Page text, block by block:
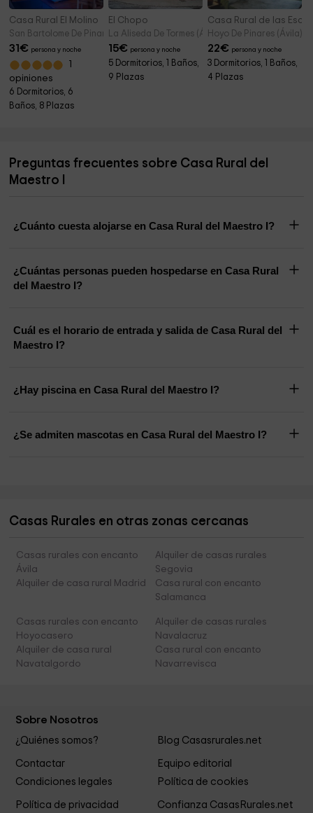
Casa Rural El Molino
San Bartolome De Pinares (Ávila)
31€ persona y noche
opiniones
6 Dormitorios, 6
Baños, 8 Plazas
El Chopo
La Aliseda De Tormes (Ávila)
15€ persona y noche
5 Dormitorios, 1 Baños,
9 Plazas
Casa Rural de las
Hoyo De Pinares (Ávila)
22€ persona y noche
3 Dormitorios, 1 Baños,
4 Plazas
Preguntas frecuentes sobre Casa Rural del
Maestro I
¿Cuánto cuesta alojarse en Casa Rural del Maestro I?
¿Cuántas personas pueden hospedarse en Casa Rural
del Maestro I?
Cuál es el horario de entrada y salida de Casa Rural del
Maestro I?
¿Hay piscina en Casa Rural del Maestro I?
¿Se admiten mascotas en Casa Rural del Maestro I?
Casas Rurales en otras zonas cercanas
Casas rurales con encanto
Ávila
Alquiler de casas rurales
Segovia
Alquiler de casa rural Madrid
Casa rural con encanto
Salamanca
Casas rurales con encanto
Hoyocasero
Alquiler de casas rurales
Navalacruz
Alquiler de casa rural
Navatalgordo
Casa rural con encanto
Navarrevisca
Sobre Nosotros
¿Quiénes somos? Blog Casasrurales.net
Contactar
Equipo editorial
Condiciones legales
Política de cookies
Política de privacidad Confianza CasasRurales.net